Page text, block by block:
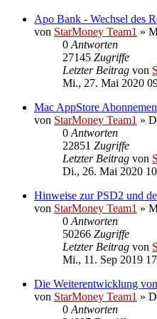
Apo Bank - Wechsel des
von StarMoney Team1 »
0 Antworten
27145 Zugriffe
Letzter Beitrag von
Mi., 27. Mai 2020
Mac AppStore
von StarMoney Team1 »
0 Antworten
22851 Zugriffe
Letzter Beitrag von
Di., 26. Mai 2020
Hinweise zur PSD2 und
von StarMoney Team1 »
0 Antworten
50266 Zugriffe
Letzter Beitrag von
Mi., 11. Sep 2019
Die Weiterentwicklung
von StarMoney Team1 »
0 Antworten